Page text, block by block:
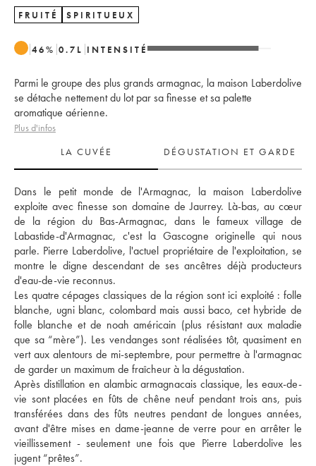
FRUITÉ SPIRITUEUX
46% 0.7 L INTENSITÉ
Parmi le groupe des plus grands armagnac, la maison Laberdolive
se détache nettement du lot par sa finesse et sa palette
aromatique aérienne.
Plus d'infos
LA CUVÉE
DÉGUSTATION ET GARDE
Dans le petit monde de l'Armagnac, la maison Laberdolive
exploite avec finesse son domaine de Jaurrey. Là-bas, au cœur
de la région du Bas-Armagnac, dans le fameux village de
Labastide-d'Armagnac, c'est la Gascogne originelle qui nous
parle. Pierre Laberdolive, l'actuel propriétaire de l'exploitation, se
montre le digne descendant de ses ancêtres déjà producteurs
d'eau-de-vie reconnus.
Les quatre cépages classiques de la région sont ici exploité : folle
blanche, ugni blanc, colombard mais aussi baco, cet hybride de
folle blanche et de noah américain (plus résistant aux maladie
que sa “mère”). Les vendanges sont réalisées tôt, quasiment en
vert aux alentours de mi-septembre, pour permettre à l'armagnac
de garder un maximum de fraîcheur à la dégustation.
Après distillation en alambic armagnacais classique, les eaux-de-
vie sont placées en fûts de chêne neuf pendant trois ans, puis
transférées dans des fûts neutres pendant de longues années,
avant d'être mises en dame-jeanne de verre pour en arrêter le
vieillissement - seulement une fois que Pierre Laberdolive les
jugent “prêtes”.